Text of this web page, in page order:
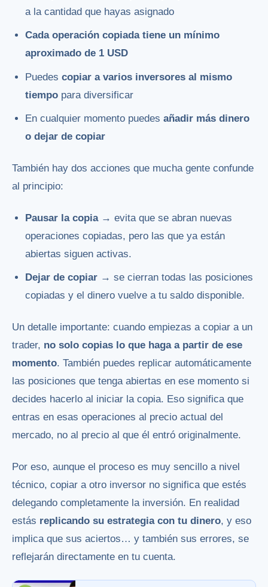
a la cantidad que hayas asignado
Cada operación copiada tiene un mínimo
aproximado de 1 USD
Puedescopiar a varios inversores al mismo
tiempo para diversificar
En cualquier momento puedesañadir más dinero
o dejar de copiar
También hay dos acciones que mucha gente confunde
al principio:
Pausar la copia→ evita que se abran nuevas
operaciones copiadas, pero las que ya están
abiertas siguen activas.
Dejar de copiar → se cierran todas las posiciones
copiadas y el dinero vuelve a tu saldo disponible.
Un detalle importante: cuando empiezas a copiar a un
trader, no solo copias lo que haga a partir de ese
momento. También puedes replicar automáticamente
las posiciones que tenga abiertas en ese momento si
decides hacerlo al iniciar la copia. Eso significa que
entras en esas operaciones al precio actual del
mercado, no al precio al que él entró originalmente.
Por eso, aunque el proceso es muy sencillo a nivel
técnico, copiar a otro inversor no significa que estés
delegando completamente la inversión. En realidad
estás replicando su estrategia con tu dinero, y eso
implica que sus aciertos… y también sus errores, se
reflejarán directamente en tu cuenta.